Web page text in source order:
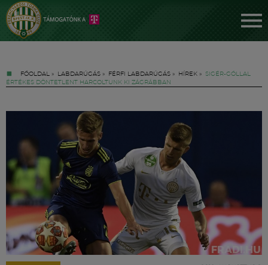
FŐOLDAL » LABDARÚGÁS » FÉRFI LABDARÚGÁS » HÍREK »
SIGÉR-GÓLLAL
ÉRTÉKES DÖNTETLENT HARCOLTUNK KI ZÁGRÁBBAN
Jegyek
FM YouTube +
Hírek